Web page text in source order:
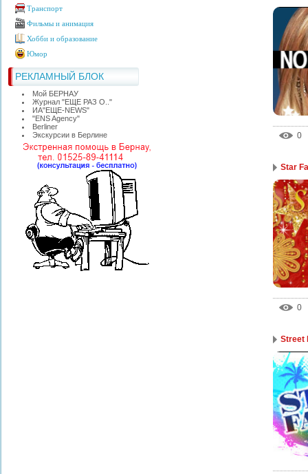
Транспорт
Фильмы и анимация
Хобби и образование
Юмор
РЕКЛАМНЫЙ БЛОК
Мой БЕРНАУ
Журнал "ЕЩЕ РАЗ О.."
ИА"ЕЩЕ-NEWS"
"ЕNS Agency"
Berliner
Экскурсии в Берлине
0
Star
0
Street